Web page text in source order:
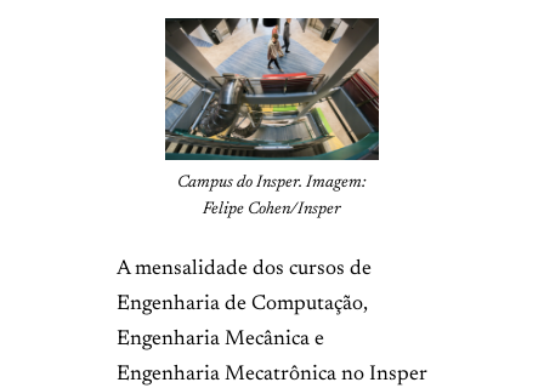
Campus do Insper. Imagem:
Felipe Cohen/Insper
A mensalidade dos cursos de
Engenharia de Computação,
Engenharia Mecânica e
Engenharia Mecatrônica no Insper